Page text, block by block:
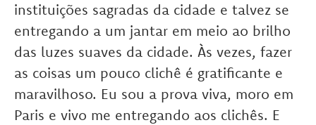
instituições sagradas da cidade e talvez se
entregando a um jantar em meio ao brilho
das luzes suaves da cidade. Às vezes, fazer
as coisas um pouco clichê é gratificante e
maravilhoso. Eu sou a prova viva, moro em
Paris e vivo me entregando aos clichês. E